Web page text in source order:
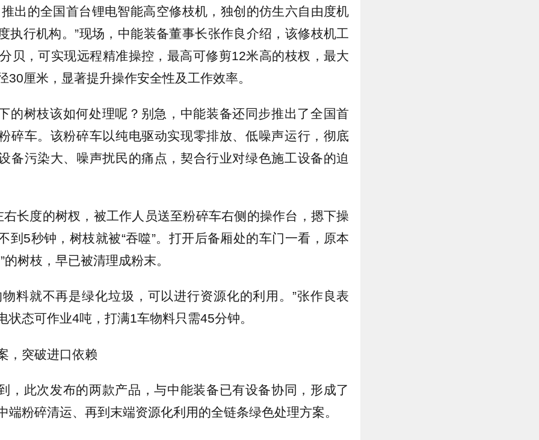
推出的全国首台锂电智能高空修枝机，独创的仿生六自由度机
执行机构。”现场，中能装备董事长张作良介绍，该修枝机工
贝，可实现远程精准操控，最高可修剪12米高的枝杈，最大
30厘米，显著提升操作安全性及工作效率。
的树枝该如何处理呢？别急，中能装备还同步推出了全国首
碎车。该粉碎车以纯电驱动实现零排放、低噪声运行，彻底
备污染大、噪声扰民的痛点，契合行业对绿色施工设备的迫
右长度的树杈，被工作人员送至粉碎车右侧的操作台，摁下操
到5秒钟，树枝就被“吞噬”。打开后备厢处的车门一看，原本
的树枝，早已被清理成粉末。
物料就不再是绿化垃圾，可以进行资源化的利用。”张作良表
状态可作业4吨，打满1车物料只需45分钟。
，突破进口依赖
，此次发布的两款产品，与中能装备已有设备协同，形成了
端粉碎清运、再到末端资源化利用的全链条绿色处理方案。